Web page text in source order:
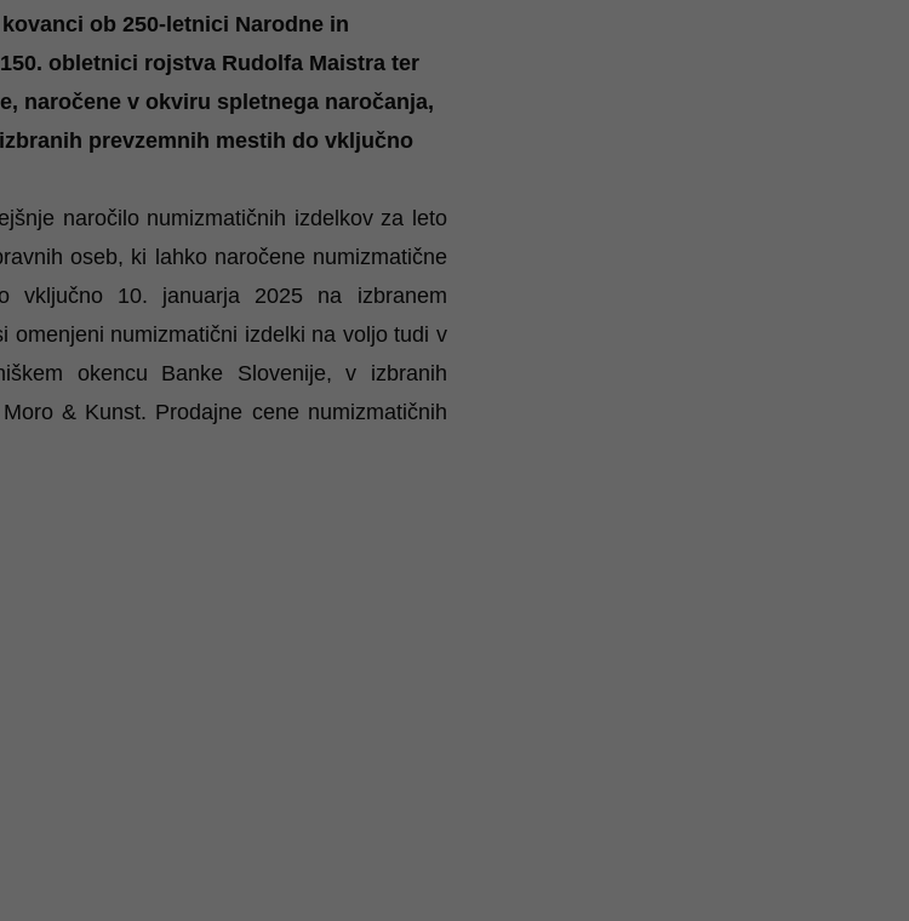
ob 250-letnici Narodne in
obletnici rojstva Rudolfa Maistra ter
naročene v okviru spletnega naročanja,
prevzemnih mestih do vključno
naročilo numizmatičnih izdelkov za leto
oseb, ki lahko naročene numizmatične
vključno 10. januarja 2025 na izbranem
omenjeni numizmatični izdelki na voljo tudi v
okencu Banke Slovenije, v izbranih
& Kunst. Prodajne cene numizmatičnih